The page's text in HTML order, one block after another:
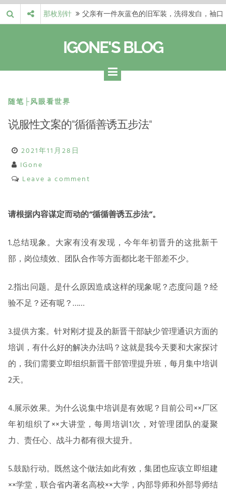
Skip
to
那枚别针
父亲有一件灰蓝色的旧军装，洗得发白，袖口
自己的生活和命…
梁冬 |…
梁冬：有一些人在某个阶段掌握了第一性原
理，完成了一次彻…
梁冬 |…
梁冬：总还有那么百分之一的人，既不努力，
IGONE'S BLOG
随笔├风眼看世界
说服性文案的“循循善诱五步法“
2021年11月28日
IGone
Leave a comment
请根据内容谋定而动的“循循善诱五步法”。
1.总结现象。大家有没有发现，今年年初晋升的这批新干
部，岗位绩效、团队合作等方面都比老干部差不少。
2.指出问题。是什么原因造成这样的现象呢？态度问题？经
验不足？还有呢？……
3.提供方案。针对刚才提及的新晋干部缺少管理通识方面的
培训，有什么好的解决办法吗？这就是我今天要和大家探讨
的，我们需要立即组织新晋干部管理提升班，每月集中培训
2天。
4.展示效果。为什么说集中培训是有效呢？目前公司××厂区
年初组织了××大讲堂，每周培训1次，对管理团队的凝聚
力、责任心、战斗力都有很大提升。
5.鼓励行动。既然这个做法如此有效，集团也应该立即组建
××学堂，联合省内著名高校××大学，内部导师和外部导师结